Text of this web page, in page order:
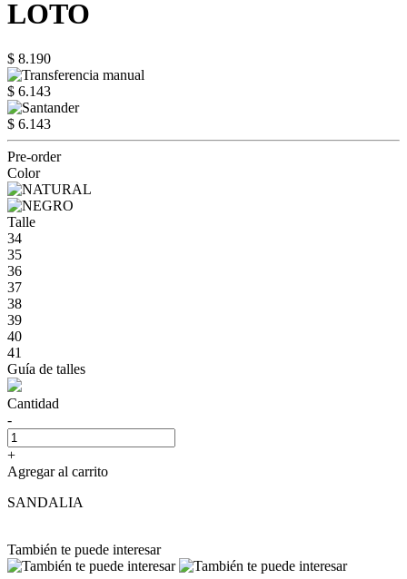
LOTO
$ 8.190
$ 6.143
$ 6.143
Pre-order
Color
Talle
34
35
36
37
38
39
40
41
Guía de talles
Cantidad
-
+
Agregar al carrito
SANDALIA
También te puede interesar